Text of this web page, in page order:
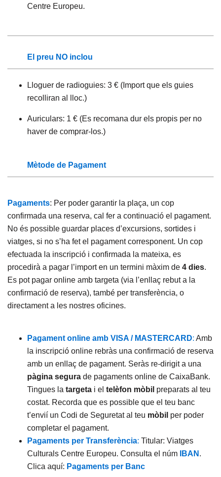
Centre Europeu.
El preu NO inclou
Lloguer de radioguies: 3 € (Import que els guies
recolliran al lloc.)
Auriculars: 1 € (Es recomana dur els propis per no
haver de comprar-los.)
Mètode de Pagament
Pagaments: Per poder garantir la plaça, un cop
confirmada una reserva, cal fer a continuació el pagament.
No és possible guardar places d’excursions, sortides i
viatges, si no s’ha fet el pagament corresponent. Un cop
efectuada la inscripció i confirmada la mateixa, es
procedirà a pagar l’import en un termini màxim de 4 dies.
Es pot pagar online amb targeta (via l’enllaç rebut a la
confirmació de reserva), també per transferència, o
directament a les nostres oficines.
Pagament online amb VISA / MASTERCARD: Amb
la inscripció online rebràs una confirmació de reserva
amb un enllaç de pagament. Seràs re-dirigit a una
pàgina segura de pagaments online de CaixaBank.
Tingues la targeta i el telèfon mòbil preparats al teu
costat. Recorda que es possible que el teu banc
t’envií un Codi de Seguretat al teu mòbil per poder
completar el pagament.
Pagaments per Transferència: Titular: Viatges
Culturals Centre Europeu. Consulta el núm
IBAN .
Clica aquí: Pagaments per Banc